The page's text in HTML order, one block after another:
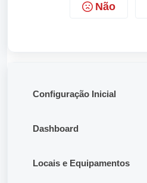
Não
Configuração Inicial
Dashboard
Locais e Equipamentos